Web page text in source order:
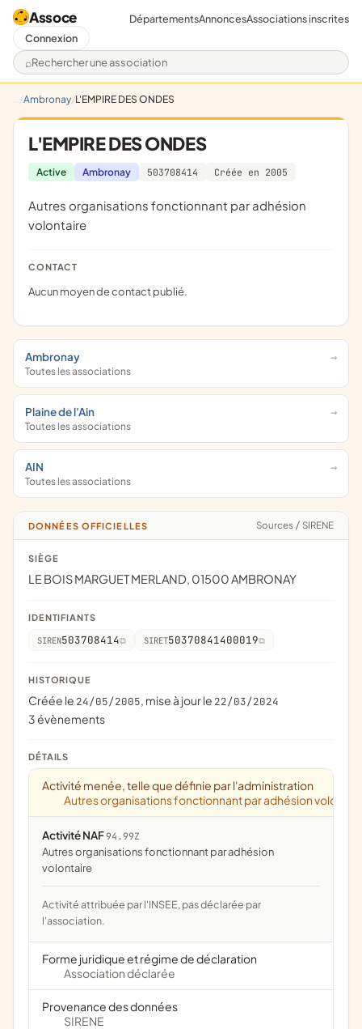
Assoce
Rechercher une association
DépartementsAnnoncesAssociations inscrites
Connexion
Ambronay L'EMPIRE DES ONDES
L'EMPIRE DES ONDES
Active Ambronay 503708414 Créée en 2005
Autres organisations fonctionnant par adhésion
volontaire
CONTACT
Aucun moyen de contact publié.
Ambronay
Toutes les associations
Plaine de l'Ain
Toutes les associations
AIN
Toutes les associations
DONNÉES OFFICIELLES Sources / SIRENE
SIÈGE
LE BOIS MARGUET MERLAND, 01500 AMBRONAY
IDENTIFIANTS
SIREN503708414 SIRET50370841400019
HISTORIQUE
Créée le 24/05/2005, mise à jour le 22/03/2024
3 évènements
DÉTAILS
Activité menée, telle que définie par l'administration
Autres organisations fonctionnant par adhésion
Activité NAF94.99Z
Autres organisations fonctionnant par adhésion
volontaire
Activité attribuée par l'INSEE, pas déclarée par
l'association.
Forme juridique et régime de déclaration
Association déclarée
Provenance des données
SIRENE